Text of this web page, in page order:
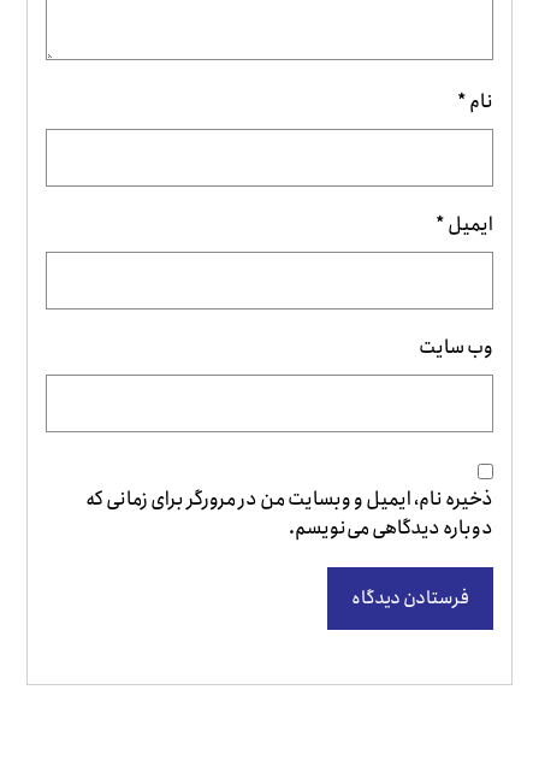
نام*
ایمیل*
وب‌ سایت
ذخیره نام، ایمیل و وبسایت من در مرورگر برای زمانی که
دوباره دیدگاهی می‌نویسم.
فرستادن دیدگاه